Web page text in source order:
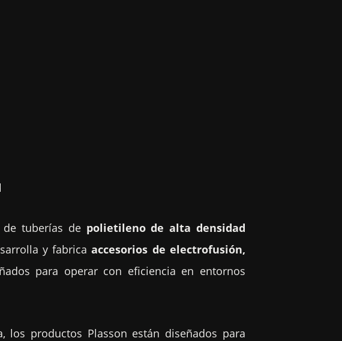
tuberías de polietileno de alta densidad
y fabricaaccesorios de electrofusión,
para operar con eficiencia en entornos
productos Plasson están diseñados para